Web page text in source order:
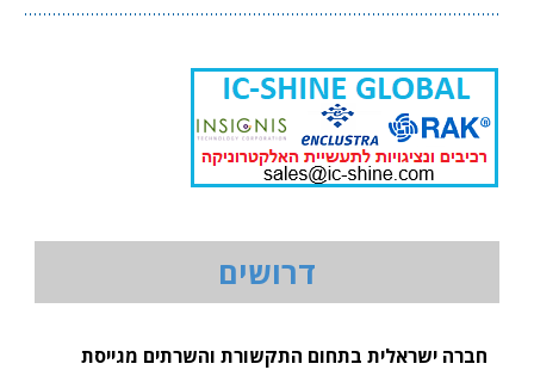
דרושים
חברה ישראלית בתחום התקשורת והשרתים מגייסת